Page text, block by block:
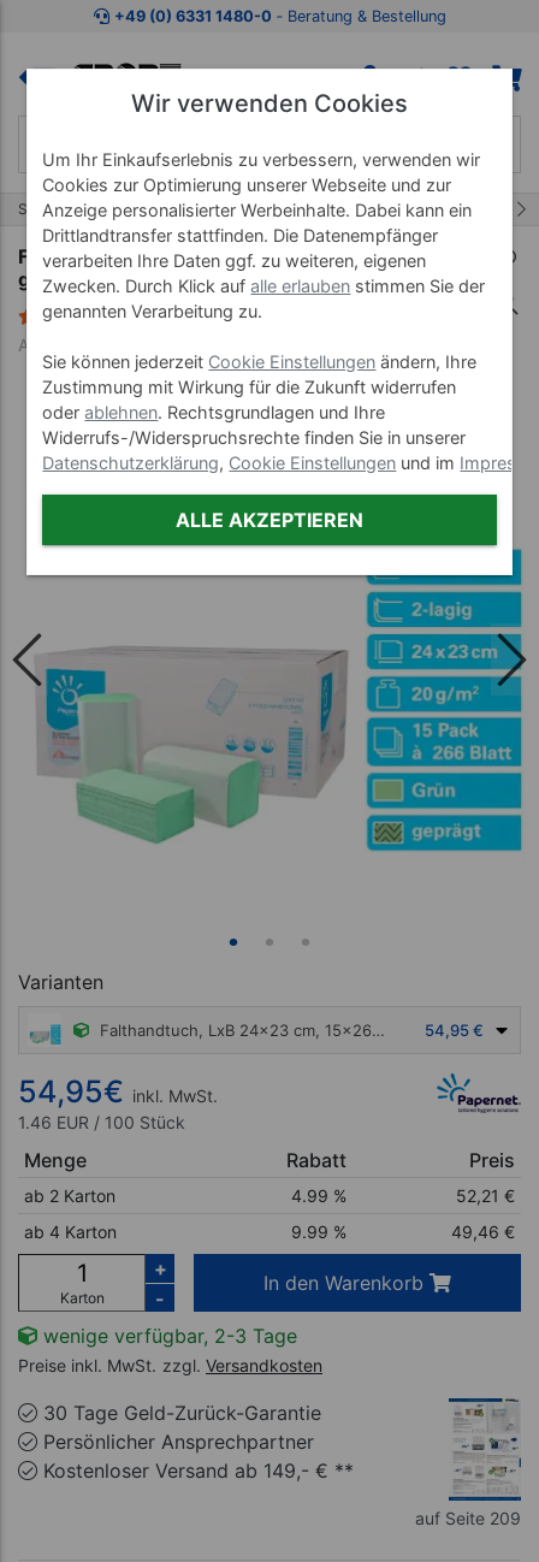
Zum Kaufbereich springen Zur Produktbeschreibung
+49 (0) 6331 1480-0 ‐ Beratung & Bestellung
Start Hygieneartikel Falthandtücher & Spender 7/19
Falthandtuch, LxB 24x23 cm, 15x266 Stück,
grün
8 Bewertungen
Art-Nr. 28511
Varianten
Falthandtuch, LxB 24x23 cm, 15x266 Stück, grün 54,95 €
54,95€ inkl. MwSt.
1.46 EUR / 100 Stück
Menge Rabatt Preis
ab 2 Karton 4.99 % 52,21€
ab 4 Karton
9.99 % 49,46€
Karton
+
-
In den Warenkorb
wenige verfügbar, 2-3 Tage
Preise inkl. MwSt. zzgl. Versandkosten
30 Tage Geld-Zurück-Garantie
Persönlicher Ansprechpartner
Kostenloser Versand ab 149,- € **
auf Seite 209
Wir verwenden Cookies
Um Ihr Einkaufserlebnis zu verbessern, verwenden wir
Cookies zur Optimierung unserer Webseite und zur
Anzeige personalisierter Werbeinhalte. Dabei kann ein
Drittlandtransfer stattfinden. Die Datenempfänger
verarbeiten Ihre Daten ggf. zu weiteren, eigenen
Zwecken. Durch Klick aufalle erlauben stimmen Sie der
genannten Verarbeitung zu.
Sie können jederzeit Cookie Einstellungen ändern, Ihre
Zustimmung mit Wirkung für die Zukunft widerrufen
oderablehnen. Rechtsgrundlagen und Ihre
Widerrufs-/Widerspruchsrechte finden Sie in unserer
Datenschutzerklärung, Cookie Einstellungen und im
ALLE AKZEPTIEREN